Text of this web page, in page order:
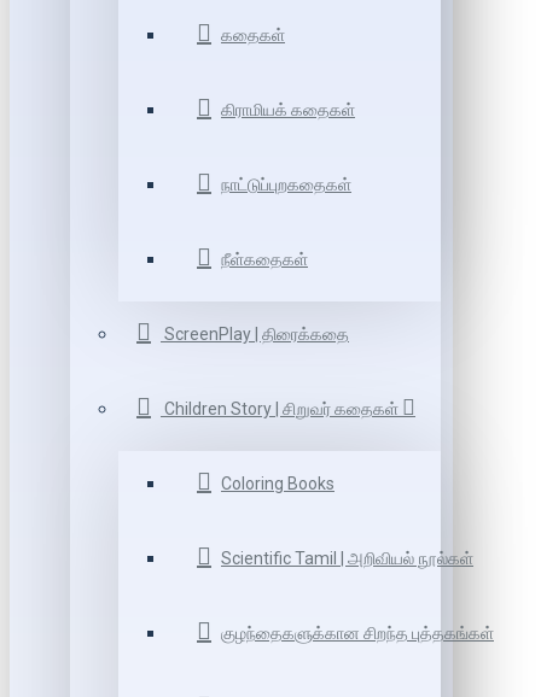
கதைகள்
கிராமியக் கதைகள்
நாட்டுப்புறகதைகள்
நீள்கதைகள்
ScreenPlay | திரைக்கதை
Children Story | சிறுவர் கதைகள்
Coloring Books
Scientific Tamil | அறிவியல் நூல்கள்
குழந்தைகளுக்கான சிறந்த புத்தகங்கள்